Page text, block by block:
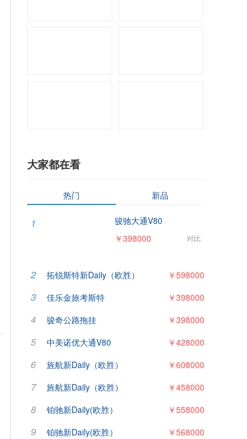
大家都在看
热门 新品
1 骏驰大通V80
对比
￥398000
2 拓锐斯特新Daily（欧胜） ￥598000
3 佳乐金旅考斯特 ￥398000
4 骏奇公路拖挂 ￥398000
5 中美诺优大通V80 ￥428000
6 旌航新Daily（欧胜） ￥608000
7 旌航新Daily（欧胜） ￥458000
8 铂驰新Daily(欧胜） ￥558000
9 铂驰新Daily(欧胜） ￥568000